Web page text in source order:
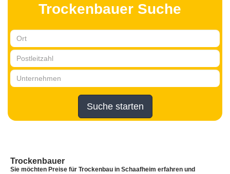
Trockenbauer Suche
Suche starten
Trockenbauer
Sie möchten Preise für Trockenbau in Schaafheim erfahren und